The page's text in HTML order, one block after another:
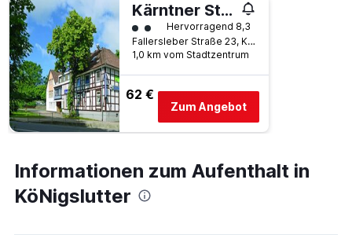
Kärntner Stub'n
Bewertungskategorie 2
Hervorragend 8,3
Fallersleber Straße 23, KöNigslutter, Niedersachsen, Deutschland
1,0 km vom Stadtzentrum
62 €
Zum Angebot
Informationen zum Aufenthalt in
KöNigslutter